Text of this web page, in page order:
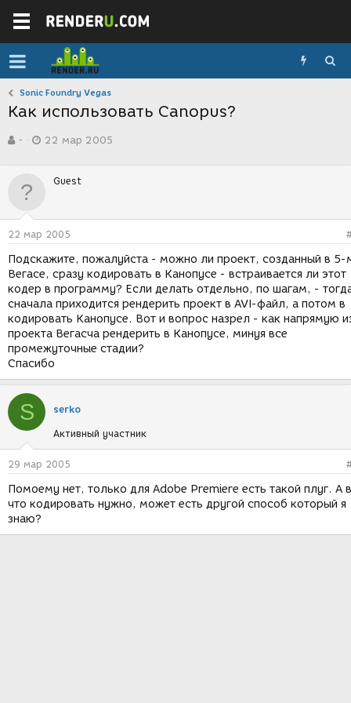
Sonic Foundry Vegas
Как использовать Canopus?
в
р
м
-
а
д
н
и
я
22 мар 2005
Guest
22 мар 2005
Подскажите, пожалуйста - можно ли проект, созданный в 5-
Вегасе, сразу кодировать в Канопусе - встраивается ли этот
кодер в программу? Если делать отдельно, по шагам, -
сначала приходится рендерить проект в AVI-файл, а потом в
кодировать Канопусе. Вот и вопрос назрел - как напрямую
проекта Вегасча рендерить в Канопусе, минуя все
промежуточные стадии?
Спасибо
S serko
Активный участник
29 мар 2005
Помоему нет, только для Adobe Premiere есть такой плуг. А
что кодировать нужно, может есть другой способ который я
знаю?